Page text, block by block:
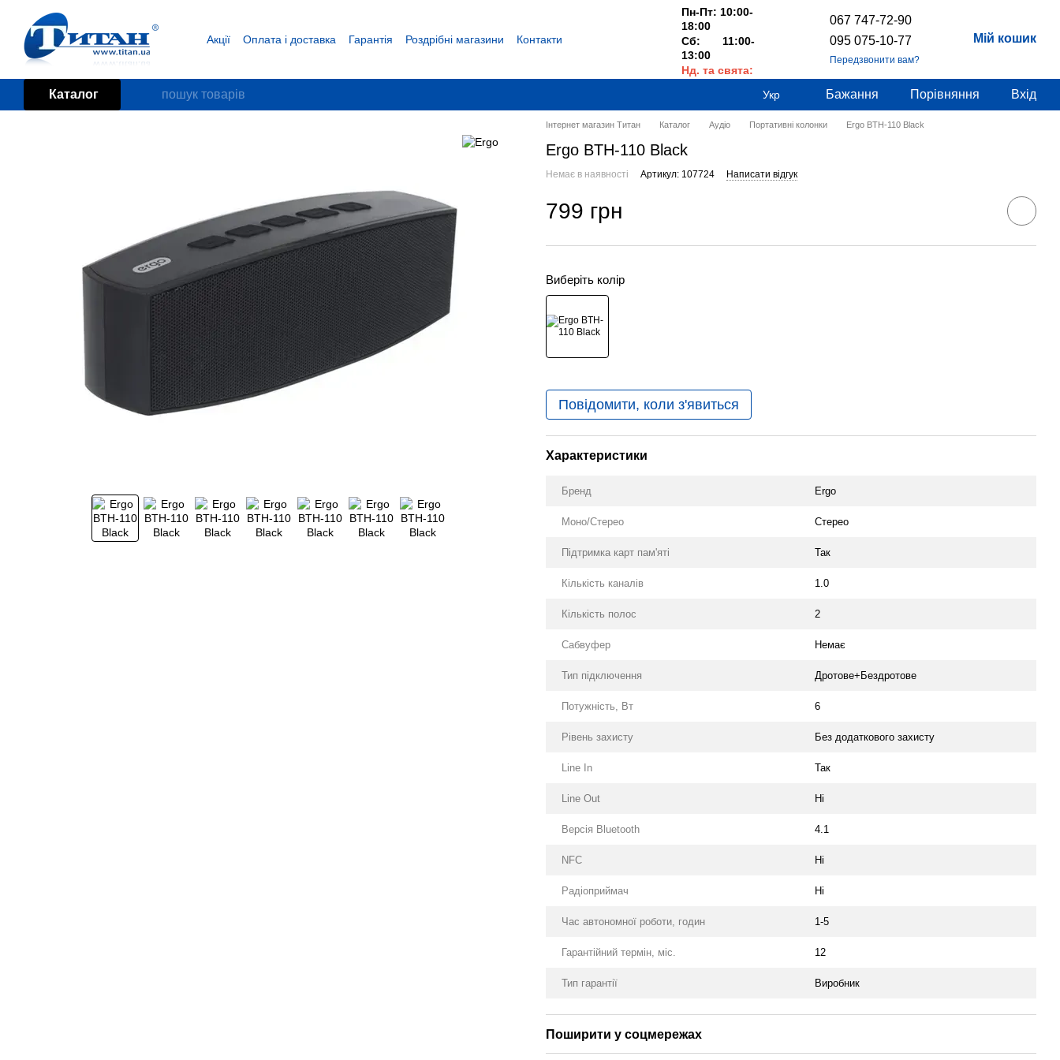
Перейти до основного контенту
Акції Оплата і доставка Гарантія Роздрібні магазини
Контакти
Пн-Пт: 10:00-
18:00
Сб: 11:00-
13:00
Нд. та свята:
067 747-72-90
095 075-10-77
Передзвонити вам?
Мій кошик
Каталог Укр Бажання Порівняння Вхід
Інтернет магазин Титан Каталог Аудіо Портативні колонки Ergo BTH-110 Black
Ergo BTH-110 Black
Немає в наявності Артикул: 107724 Написати відгук
799 грн
Виберіть колір
Повідомити, коли з'явиться
Характеристики
Бренд Ergo
Моно/Стерео Стерео
Підтримка карт пам'яті Так
Кількість каналів 1.0
Кількість полос 2
Сабвуфер Немає
Тип підключення Дротове+Бездротове
Потужність, Вт 6
Рівень захисту Без додаткового захисту
Line In Так
Line Out Ні
Версія Bluetooth 4.1
NFC Ні
Радіоприймач Ні
Час автономної роботи, годин 1-5
Гарантійний термін, міс. 12
Тип гарантії Виробник
Поширити у соцмережах